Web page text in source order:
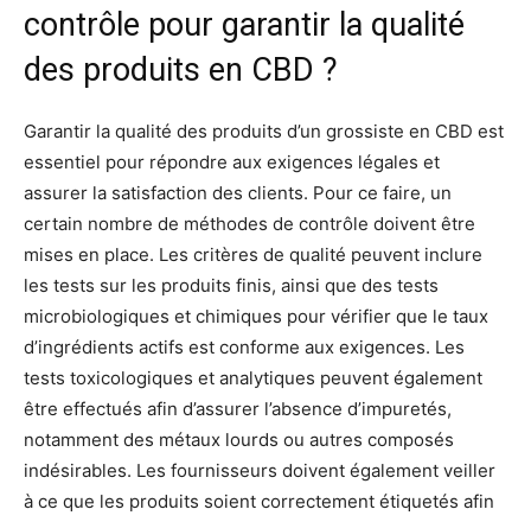
contrôle pour garantir la qualité
des produits en CBD ?
Garantir la qualité des produits d’un grossiste en CBD est
essentiel pour répondre aux exigences légales et
assurer la satisfaction des clients. Pour ce faire, un
certain nombre de méthodes de contrôle doivent être
mises en place. Les critères de qualité peuvent inclure
les tests sur les produits finis, ainsi que des tests
microbiologiques et chimiques pour vérifier que le taux
d’ingrédients actifs est conforme aux exigences. Les
tests toxicologiques et analytiques peuvent également
être effectués afin d’assurer l’absence d’impuretés,
notamment des métaux lourds ou autres composés
indésirables. Les fournisseurs doivent également veiller
à ce que les produits soient correctement étiquetés afin